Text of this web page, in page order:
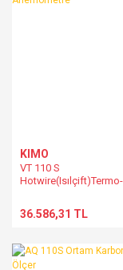
KIMO
VT 110 S
Hotwire(Isılçift)Termo-
36.586,31 TL